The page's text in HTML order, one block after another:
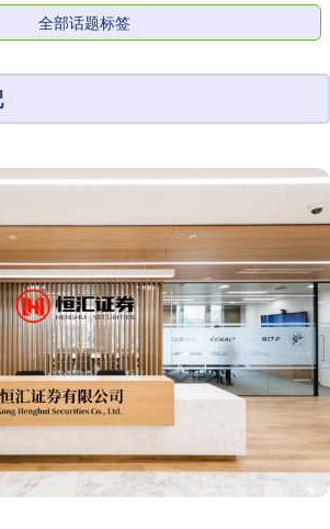
全部话题标签